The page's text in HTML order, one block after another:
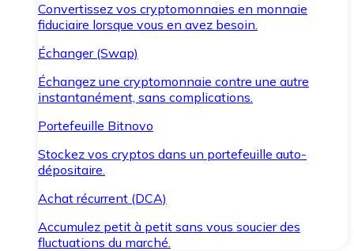
Convertissez vos cryptomonnaies en monnaie
fiduciaire lorsque vous en avez besoin.
Échanger (Swap)
Échangez une cryptomonnaie contre une autre
instantanément, sans complications.
Portefeuille Bitnovo
Stockez vos cryptos dans un portefeuille auto-
dépositaire.
Achat récurrent (DCA)
Accumulez petit à petit sans vous soucier des
fluctuations du marché.